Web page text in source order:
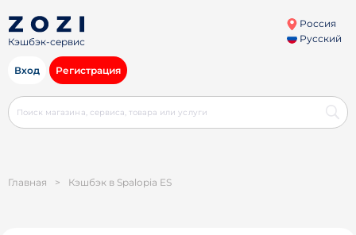
Кэшбэк-сервис
Россия
Русский
Вход Регистрация
Главная > Кэшбэк в Spalopia ES